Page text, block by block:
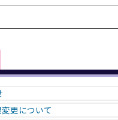
更について